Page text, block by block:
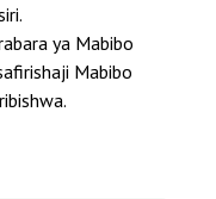
ya Mabibo
Mabibo